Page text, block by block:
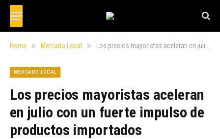
Home » Mercado Local » Los precios mayoristas aceleran en julio con un fuerte impulso de productos importados
MERCADO LOCAL
Los precios mayoristas aceleran
en julio con un fuerte impulso de
productos importados